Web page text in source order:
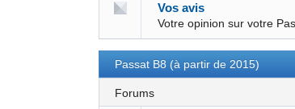
Vos avis
Votre opinion sur votre
Passat B8 (à partir de 2015)
Forums